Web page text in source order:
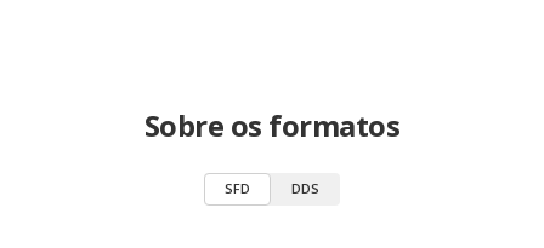
Sobre os formatos
SFD DDS